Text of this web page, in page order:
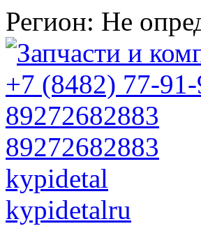
Регион: Не
+7 (8482) 77-91-
89272682883
89272682883
kypidetal
kypidetalru